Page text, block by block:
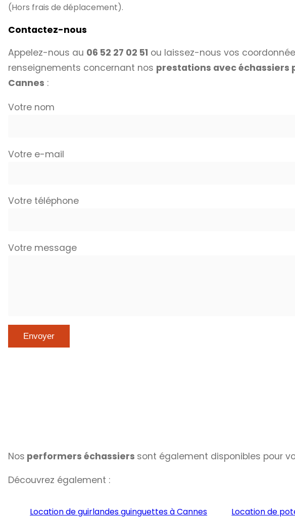
(Hors frais de déplacement).
Contactez-nous
Appelez-nous au 06 52 27 02 51 ou laissez-nous vos
renseignements concernant nos prestations avec échassiers
Cannes :
Votre nom
Votre e-mail
Votre téléphone
Votre message
Nos performers échassiers sont également disponibles pour
Découvrez également :
Location de guirlandes guinguettes à Cannes Location de